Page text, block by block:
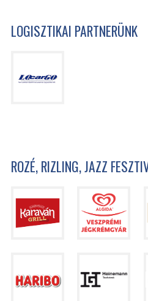
LOGISZTIKAI PARTNERÜNK
ROZÉ, RIZLING, JAZZ